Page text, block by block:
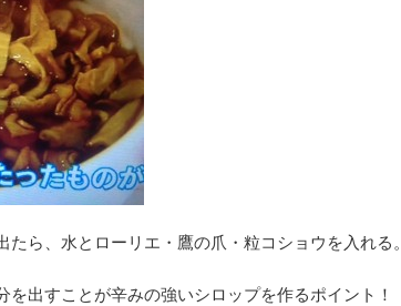
たら、水とローリエ・鷹の爪・粒コショウを入れる。
を出すことが辛みの強いシロップを作るポイント！